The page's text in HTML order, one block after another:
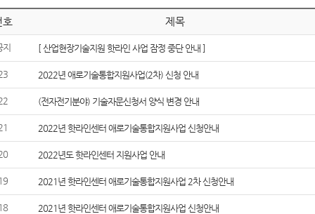
호 제목
지 [ 산업현장기술지원 핫라인 사업 잠정 중단 안내 ]
2022년 애로기술통합지원사업(2차) 신청 안내
(전자전기분야) 기술자문신청서 양식 변경 안내
2022년 핫라인센터 애로기술통합지원사업 신청안내
2022년도 핫라인센터 지원사업 안내
2021년 핫라인센터 애로기술통합지원사업 2차 신청안내
2021년 핫라인센터 애로기술통합지원사업 신청안내